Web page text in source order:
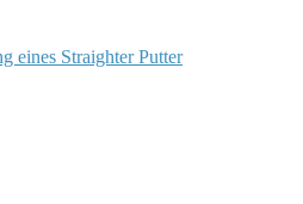
eines Straighter Putter